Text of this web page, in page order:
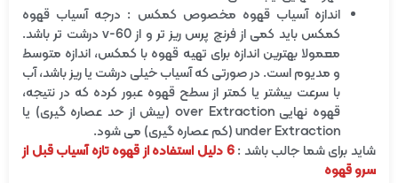
اندازه آسیاب قهوه مخصوص کمکس : درجه آسیاب قهوه
کمکس باید کمی از فرنچ پرس ریز تر و از v-60 درشت تر باشد.
معمولا بهترین اندازه برای تهیه قهوه با کمکس، اندازه متوسط
و مدیوم است. در صورتی که آسیاب خیلی درشت یا ریز باشد، آب
با سرعت بیشتر یا کمتر از سطح قهوه عبور کرده که در نتیجه،
قهوه نهایی over Extraction (بیش از حد عصاره گیری) یا
under Extraction (کم عصاره گیری) می شود.
شاید برای شما جالب باشد : 6 دلیل استفاده از قهوه تازه آسیاب قبل از
سرو قهوه